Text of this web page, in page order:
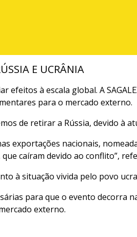
E UCRÂNIA
à escala global. A
para o mercado externo.
de retirar a Rússia, devido à
exportações nacionais,
caíram devido ao conflito”,
à situação vivida pelo povo
para que o evento
externo.